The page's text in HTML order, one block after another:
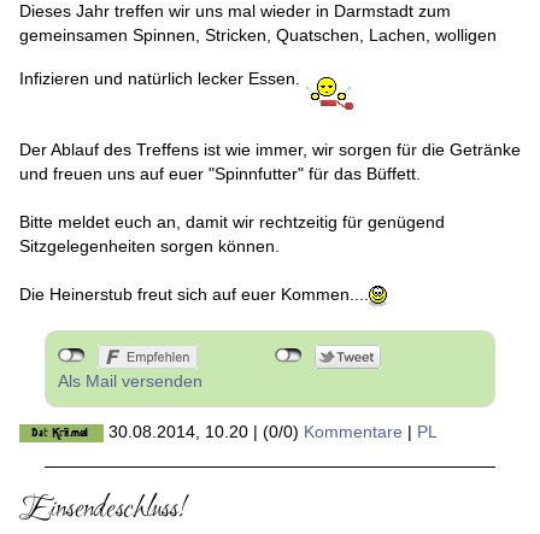
Dieses Jahr treffen wir uns mal wieder in Darmstadt zum
gemeinsamen Spinnen, Stricken, Quatschen, Lachen, wolligen
Infizieren und natürlich lecker Essen.
Der Ablauf des Treffens ist wie immer, wir sorgen für die Getränke
und freuen uns auf euer "Spinnfutter" für das Büffett.
Bitte meldet euch an, damit wir rechtzeitig für genügend
Sitzgelegenheiten sorgen können.
Die Heinerstub freut sich auf euer Kommen....
Als Mail versenden
30.08.2014, 10.20 | (0/0) Kommentare | PL
Einsendeschluss!